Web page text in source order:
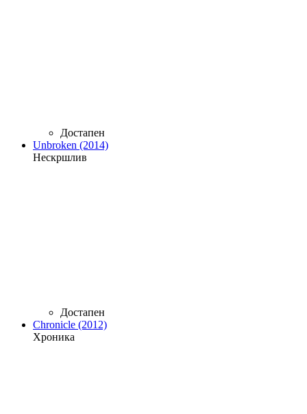
Достапен
Unbroken (2014)
Нескршлив
Достапен
Chronicle (2012)
Хроника